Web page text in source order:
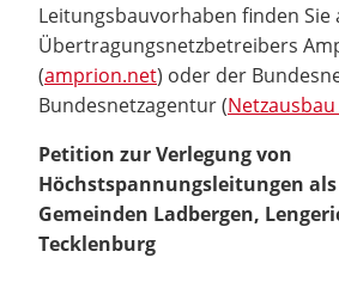
Leitungsbauvorhaben finden Sie
Übertragungsnetzbetreibers
(amprion.net) oder der
Bundesnetzagentur (
Petition zur Verlegung von
Höchstspannungsleitungen
Gemeinden Ladbergen,
Tecklenburg